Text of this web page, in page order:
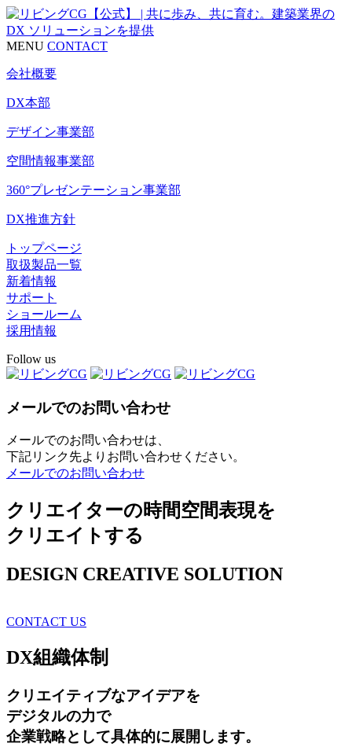
MENU CONTACT
会社概要
DX本部
デザイン事業部
空間情報事業部
360°プレゼンテーション事業部
DX推進方針
トップページ
取扱製品一覧
新着情報
サポート
ショールーム
採用情報
Follow us
メールでのお問い合わせ
メールでのお問い合わせは、
下記リンク先よりお問い合わせください。
メールでのお問い合わせ
クリエイターの時間空間表現を
クリエイトする
DESIGN CREATIVE SOLUTION
CONTACT US
DX組織体制
クリエイティブなアイデアを
デジタルの力で
企業戦略として具体的に展開します。